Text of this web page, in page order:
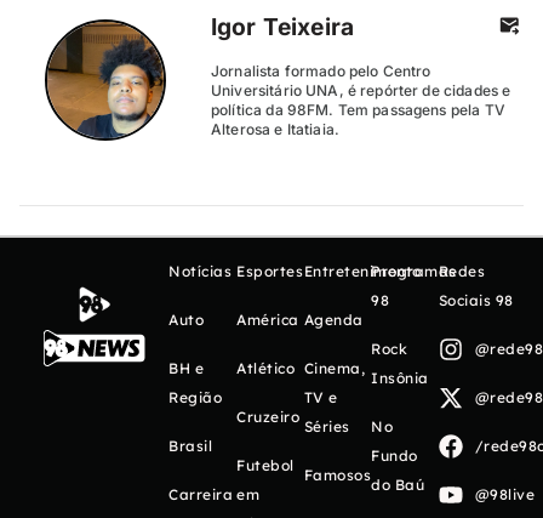
Igor Teixeira
Jornalista formado pelo Centro
Universitário UNA, é repórter de cidades e
política da 98FM. Tem passagens pela TV
Alterosa e Itatiaia.
Notícias
Auto
BH e
Região
Brasil
Carreira
Esportes
América
Atlético
Cruzeiro
Futebol
em
Entretenimento
Agenda
Cinema,
TV e
Séries
Famosos
Programas
98
Rock
Insônia
No
Fundo
do Baú
Redes
Sociais 98
/
@98live